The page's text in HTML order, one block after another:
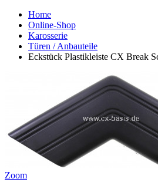
Home
Online-Shop
Karosserie
Türen / Anbauteile
Eckstück Plastikleiste CX Break
Zoom